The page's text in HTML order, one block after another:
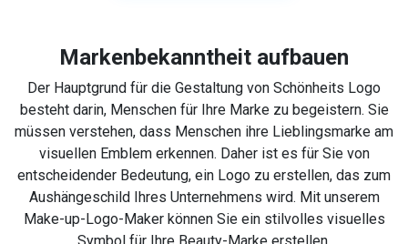
Markenbekanntheit aufbauen
Der Hauptgrund für die Gestaltung von Schönheits Logo
besteht darin, Menschen für Ihre Marke zu begeistern. Sie
müssen verstehen, dass Menschen ihre Lieblingsmarke am
visuellen Emblem erkennen. Daher ist es für Sie von
entscheidender Bedeutung, ein Logo zu erstellen, das zum
Aushängeschild Ihres Unternehmens wird. Mit unserem
Make-up-Logo-Maker können Sie ein stilvolles visuelles